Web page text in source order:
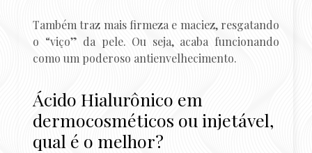
Também traz mais firmeza e maciez, resgatando
o “viço” da pele. Ou seja, acaba funcionando
como um poderoso antienvelhecimento.
Ácido Hialurônico em
dermocosméticos ou injetável,
qual é o melhor?